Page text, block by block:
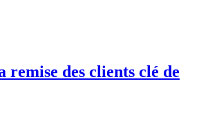
des clients clé de